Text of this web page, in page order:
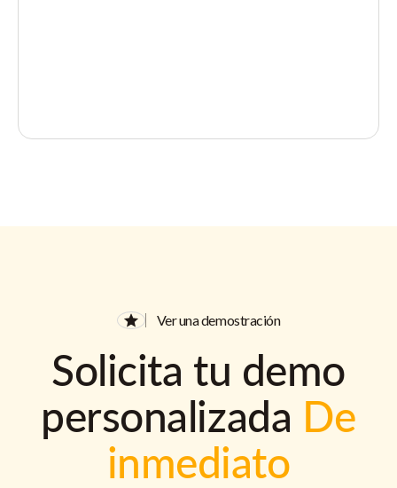
Ver una demostración
Solicita tu demo
personalizada De
inmediato